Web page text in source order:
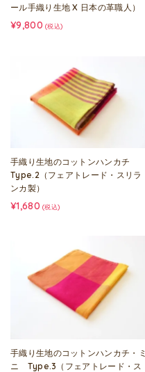
ール手織り生地 X 日本の革職人）
¥9,800 (税込)
手織り生地のコットンハンカチ
Type.2（フェアトレード・スリラ
ンカ製）
¥1,680 (税込)
手織り生地のコットンハンカチ・ミ
ニ Type.3（フェアトレード・ス